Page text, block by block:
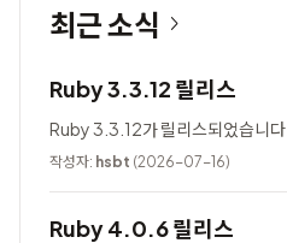
최근 소식
Ruby 3.3.12 릴리스
Ruby 3.3.12가 릴리스되었습니다.
작성자: hsbt (2026-07-16)
Ruby 4.0.6 릴리스